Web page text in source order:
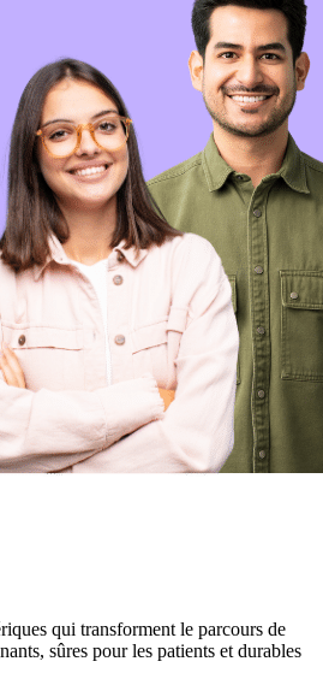
qui transforment le parcours de
sûres pour les patients et durables